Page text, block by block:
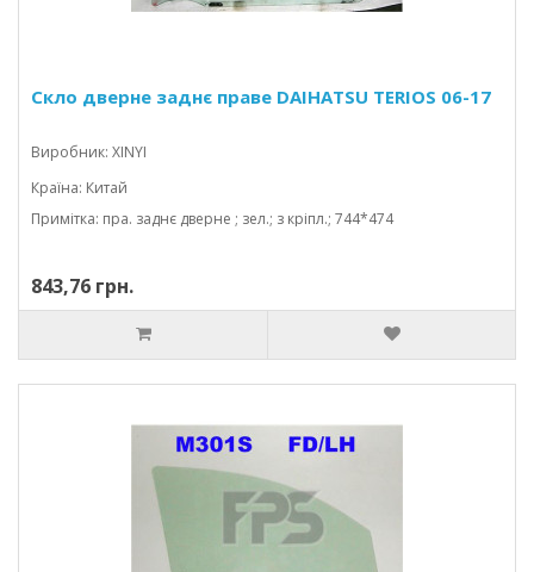
Скло дверне заднє праве DAIHATSU TERIOS 06-17
Виробник: XINYI
Країна: Китай
Примітка: пра. заднє дверне ; зел.; з кріпл.; 744*474
843,76 грн.